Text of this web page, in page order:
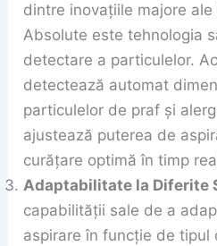
dintre inovațiile majore ale
Absolute este tehnologia
detectare a particulelor.
detectează automat
particulelor de praf și
ajustează puterea de
curățare optimă în timp
Adaptabilitate la Diferite
capabilității sale de a
aspirare în funcție de tipul